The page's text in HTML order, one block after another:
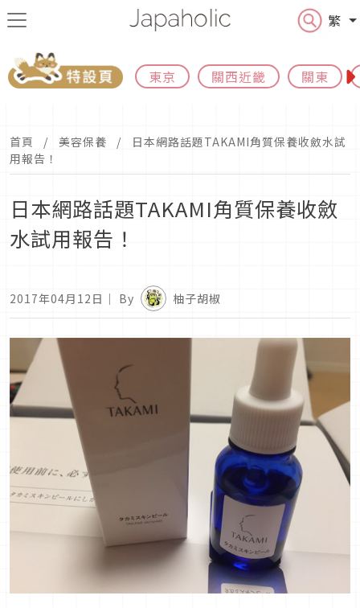
繁
東京 關西近畿 關東
首頁 美容保養
日本網路話題TAKAMI角質保養收斂水試
用報告！
日本網路話題TAKAMI角質保養收斂
水試用報告！
2017年04月12日 ｜ By 柚子胡椒